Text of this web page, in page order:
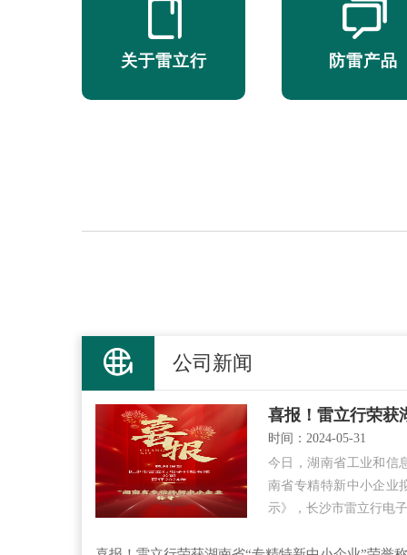
本”的企业经营理念，通过多年的不懈努力，已形
坚持技术创新和产品创新，坚持客户第一、信誉
同。雷立行的目标是打造中国更好的防雷品牌，成
关于雷立行 防雷产品
公司新闻
时间：2024-05-31
今日，湖南省工业和信
南省专精特新中小企业
示》，长沙市雷立行电